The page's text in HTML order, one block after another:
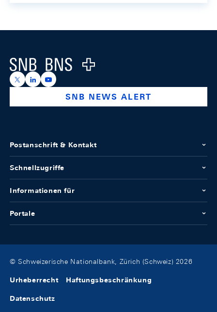
Logo
https://x.com/snb_bns
https://ch.linkedin.com/company/swiss-national-
https://www.youtube.com/@swissnationalbank
SNB NEWS ALERT
Postanschrift & Kontakt
Schnellzugriffe
Informationen für
Portale
© Schweizerische Nationalbank, Zürich (Schweiz) 2026
Urheberrecht Haftungsbeschränkung
Datenschutz